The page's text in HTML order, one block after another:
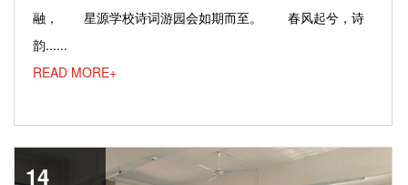
融， 星源学校诗词游园会如期而至。 春风起兮，诗
韵......
READ MORE+
14